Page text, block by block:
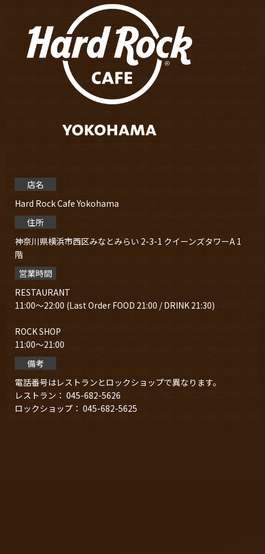
店名
Hard Rock Cafe Yokohama
住所
神奈川県横浜市⻄区みなとみらい 2-3-1 クイーンズタワーA 1
階
営業時間
RESTAURANT
11:00～22:00 (Last Order FOOD 21:00 / DRINK 21:30)
ROCK SHOP
11:00～21:00
備考
電話番号はレストランとロックショップで異なります。
レストラン： 045-682-5626
ロックショップ： 045-682-5625